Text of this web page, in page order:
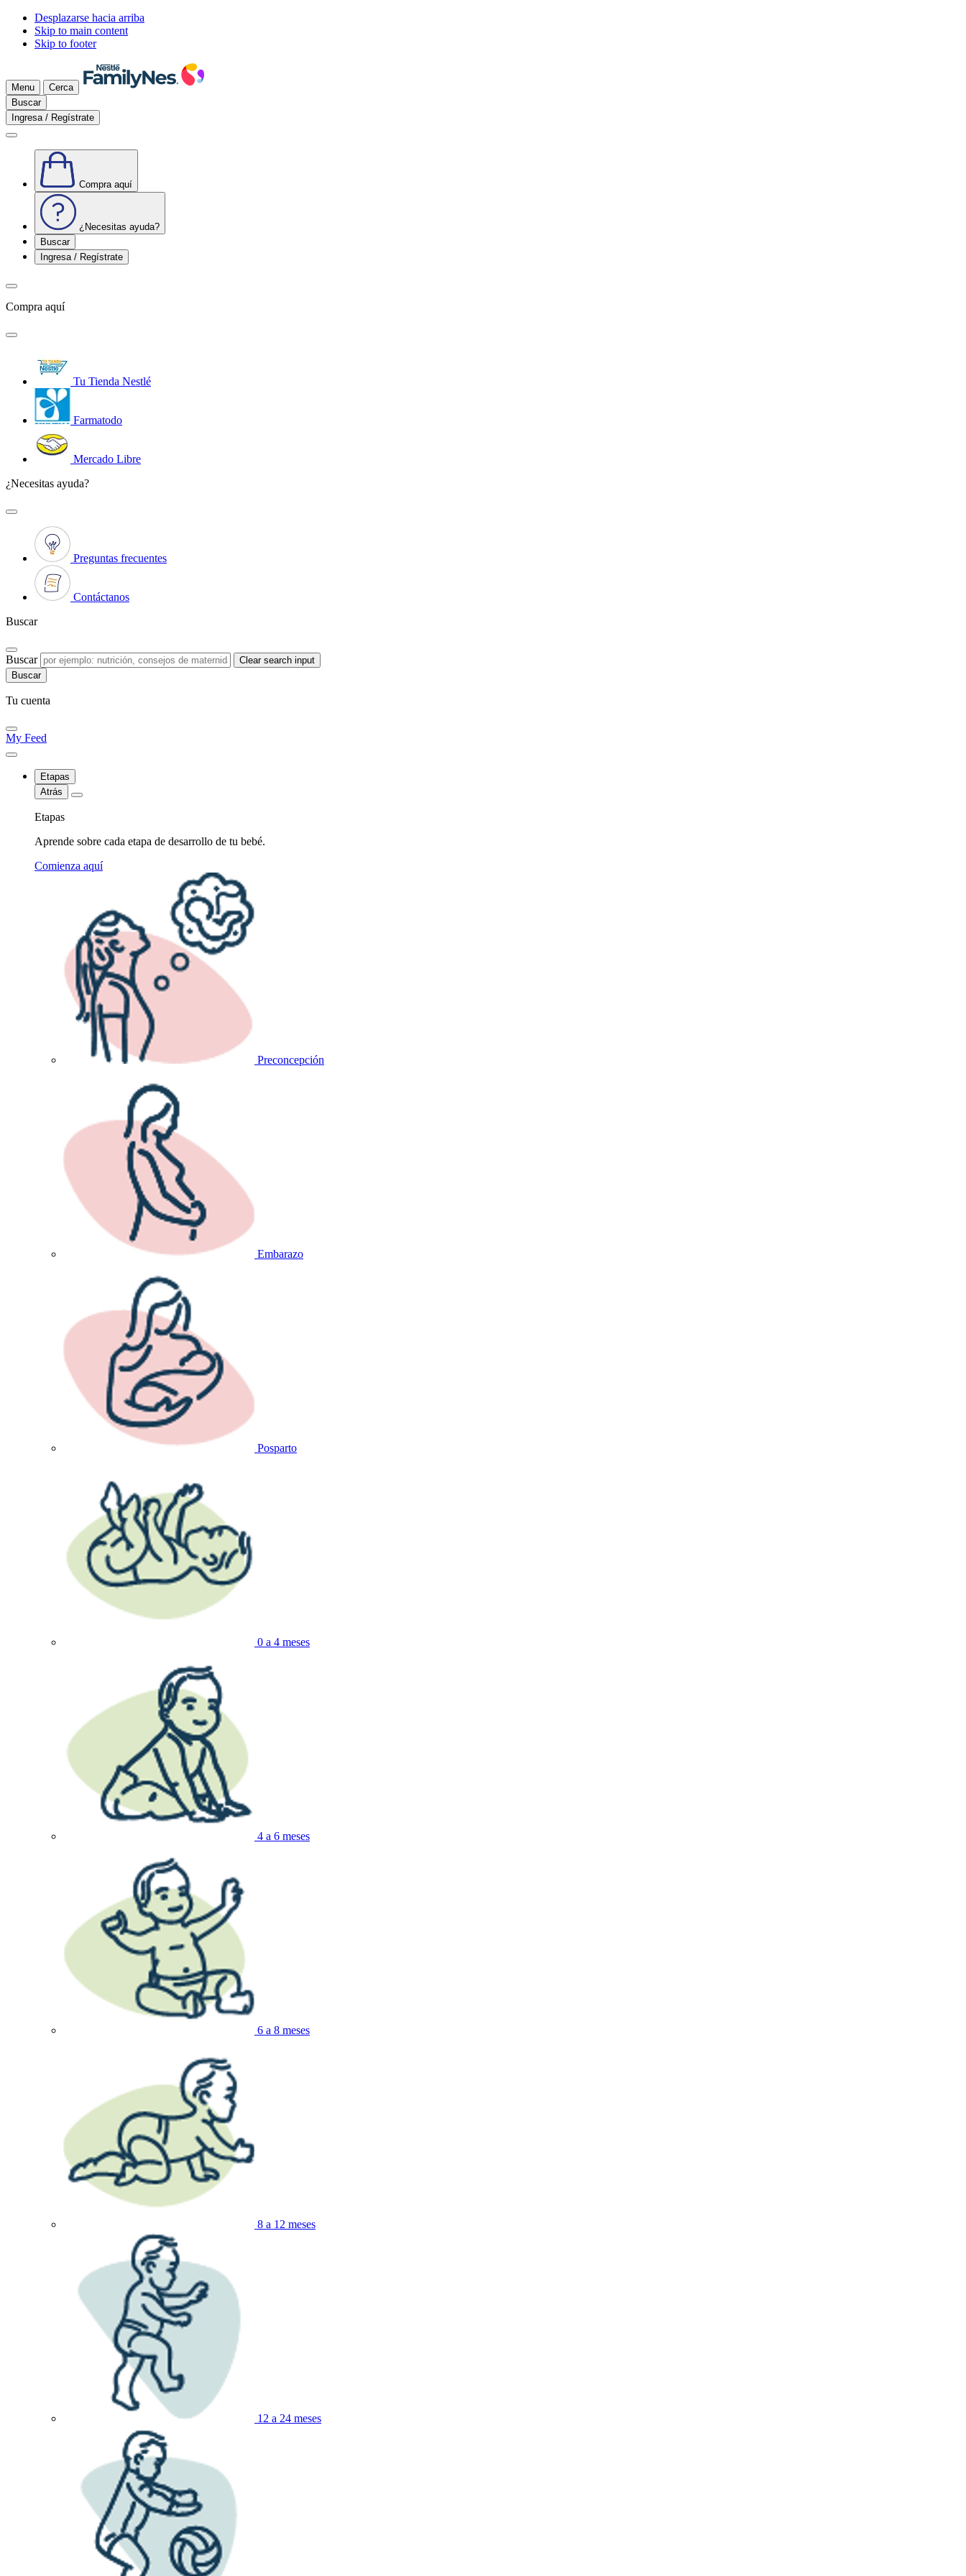
Desplazarse hacia arriba
Skip to main content
Skip to footer
Menu
Cerca
Buscar
Ingresa / Regístrate
Compra aquí
¿Necesitas ayuda?
Buscar
Ingresa / Regístrate
Compra aquí
Tu Tienda Nestlé
Farmatodo
Mercado Libre
¿Necesitas ayuda?
Preguntas frecuentes
Contáctanos
Buscar
Buscar Clear search input
Tu cuenta
My Feed
Etapas
Atrás
Etapas
Aprende sobre cada etapa de desarrollo de tu bebé.
Comienza aquí
Preconcepción
Embarazo
Posparto
0 a 4 meses
4 a 6 meses
6 a 8 meses
8 a 12 meses
12 a 24 meses